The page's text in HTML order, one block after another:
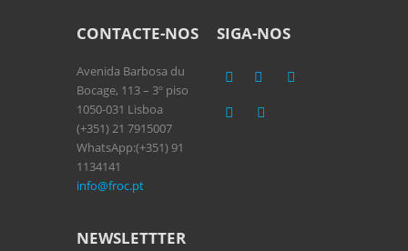
CONTACTE-NOS
Avenida Barbosa du
Bocage, 113 – 3º piso
1050-031 Lisboa
(+351) 21 7915007
WhatsApp:(+351) 91
1134141
info@froc.pt
SIGA-NOS
NEWSLETTTER